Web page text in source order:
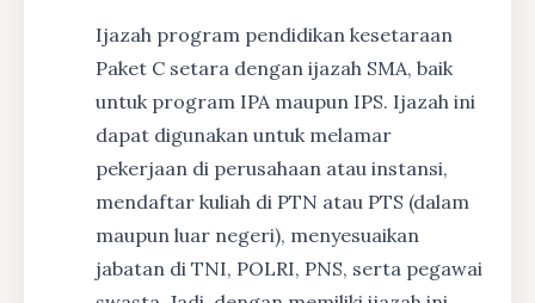
Ijazah program pendidikan kesetaraan
Paket C setara dengan ijazah SMA, baik
untuk program IPA maupun IPS. Ijazah ini
dapat digunakan untuk melamar
pekerjaan di perusahaan atau instansi,
mendaftar kuliah di PTN atau PTS (dalam
maupun luar negeri), menyesuaikan
jabatan di TNI, POLRI, PNS, serta pegawai